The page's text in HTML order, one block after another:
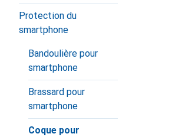
Protection du
smartphone
Bandoulière pour
smartphone
Brassard pour
smartphone
Coque pour